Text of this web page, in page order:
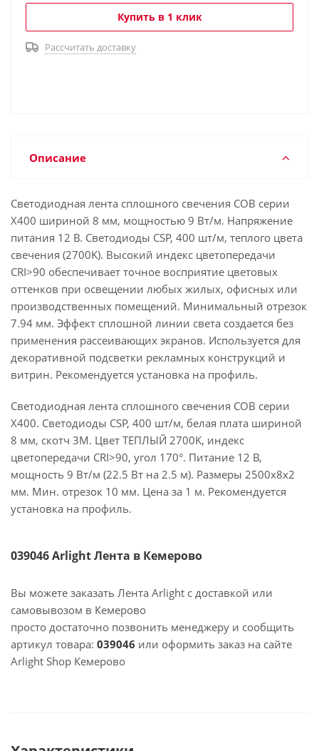
Купить в 1 клик
Рассчитать доставку
Описание
Светодиодная лента сплошного свечения COB серии
X400 шириной 8 мм, мощностью 9 Вт/м. Напряжение
питания 12 В. Светодиоды CSP, 400 шт/м, теплого цвета
свечения (2700K). Высокий индекс цветопередачи
CRI>90 обеспечивает точное восприятие цветовых
оттенков при освещении любых жилых, офисных или
производственных помещений. Минимальный отрезок
7.94 мм. Эффект сплошной линии света создается без
применения рассеивающих экранов. Используется для
декоративной подсветки рекламных конструкций и
витрин. Рекомендуется установка на профиль.
Светодиодная лента сплошного свечения COB серии
X400. Светодиоды CSP, 400 шт/м, белая плата шириной
8 мм, скотч 3M. Цвет ТЕПЛЫЙ 2700K, индекс
цветопередачи CRI>90, угол 170°. Питание 12 В,
мощность 9 Вт/м (22.5 Вт на 2.5 м). Размеры 2500х8х2
мм. Мин. отрезок 10 мм. Цена за 1 м. Рекомендуется
установка на профиль.
039046 Arlight Лента в Кемерово
Вы можете заказать Лента Arlight с доставкой или
самовывозом в Кемерово
просто достаточно позвонить менеджеру и сообщить
артикул товара: 039046 или оформить заказ на сайте
Arlight Shop Кемерово